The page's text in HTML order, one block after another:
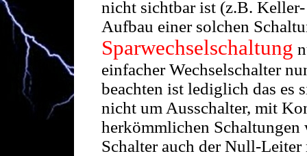
nicht sichtbar ist (z.B.
Aufbau einer solchen
Sparwechselschaltung
einfacher Wechselschalter
beachten ist lediglich das es
nicht um Ausschalter, mit
herkömmlichen
Schalter auch der Null-Leiter